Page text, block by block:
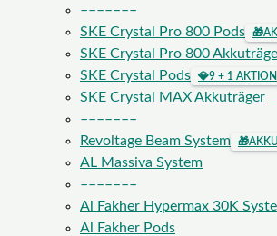
–––––––
SKE Crystal Pro 800 Pods
🎁
SKE Crystal Pro 800
SKE Crystal Pods
💎9 + 1 AKTION
SKE Crystal MAX Akkuträger
–––––––
Revoltage Beam System
🎁
AL Massiva System
–––––––
Al Fakher Hypermax 30K
Al Fakher Pods